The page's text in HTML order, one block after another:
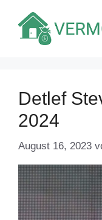
Inhalt
springen
Detlef
2024
August 16, 2023